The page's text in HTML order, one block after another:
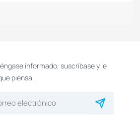
informado, suscríbase y le
piensa.